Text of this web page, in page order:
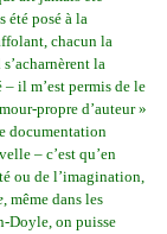
été posé à la
chacun la
la
il m’est permis de le
propre d’auteur »
documentation
– c’est qu’en
ou de l’imagination,
, même dans les
Doyle, on puisse